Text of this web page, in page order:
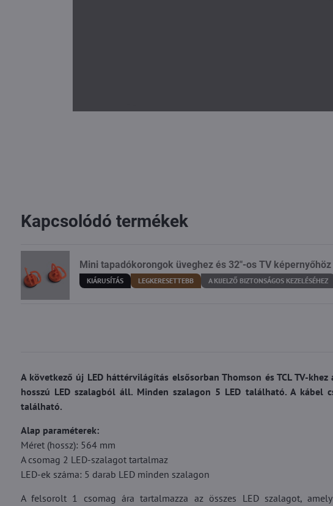
A következő új LED háttérvilágítás elsősorban Thomson és TCL TV-
hosszú LED szalagból áll. Minden szalagon 5 LED található. A kábel
található.
Alap paraméterek:
Méret (hossz): 564 mm
A csomag 2 LED-szalagot tartalmaz
LED-ek száma: 5 darab LED minden szalagon
A felsorolt 1 csomag ára tartalmazza az összes LED szalagot,
Kapcsolódó termékek
Mini tapadókorongok üveghez és 32"-os TV képernyőhöz
KIÁRUSÍTÁS LEGKERESETTEBB A KIJELZŐ BIZTONSÁGOS KEZELÉSÉHEZ